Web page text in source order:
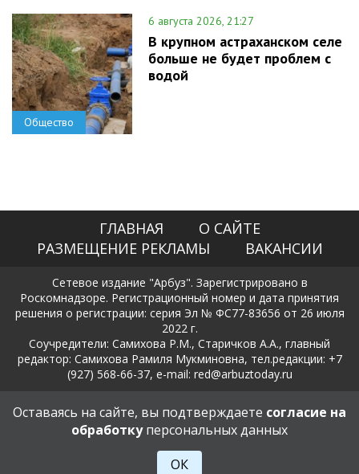
Общество
6 августа 2026, 21:27
В крупном астраханском селе
больше не будет проблем с
водой
ГЛАВНАЯ
О САЙТЕ
РАЗМЕЩЕНИЕ РЕКЛАМЫ
ВАКАНСИИ
Сетевое издание "Арбуз". Зарегистрировано в
Роскомнадзоре. Регистрационный номер и дата принятия
решения о регистрации: серия Эл № ФС77-83656 от 26 июля
2022 г.
Соучредители: Самихова Р.М., Старичков А.А., главный
редактор: Самихова Рамиля Мукминовна, тел.редакции: +7
(927) 568-66-37, e-mail: red@arbuztoday.ru
Политика в отношении обработки и защиты персональных
данных
18+
Оставаясь на сайте, вы подтверждаете согласие на
обработкуперсональных данных
ОК